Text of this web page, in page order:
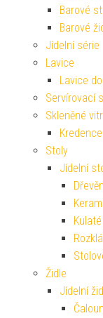
Barové
Barové
Jídelní série
Lavice
Lavice
Servírovací
Skleněné
Stoly
Jídelní
Židle
Jídelní